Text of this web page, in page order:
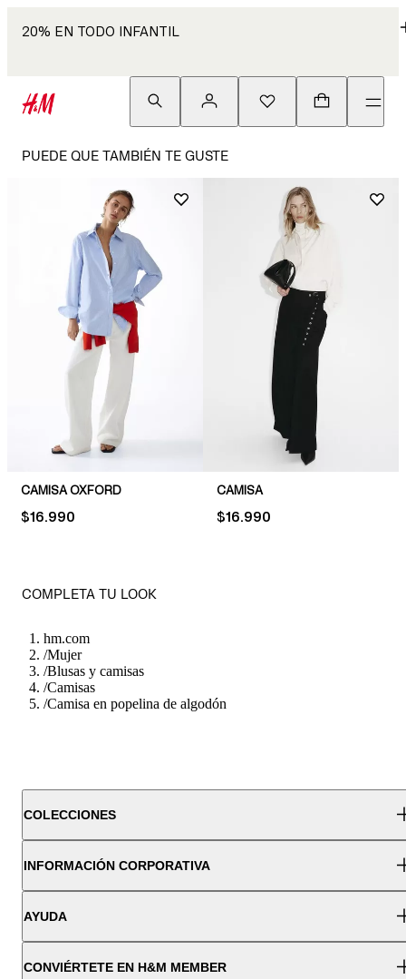
20% EN TODO INFANTIL
PUEDE QUE TAMBIÉN TE GUSTE
CAMISA OXFORD
PRICE:
$16.990
CAMISA
PRICE:
$16.990
COMPLETA TU LOOK
hm.com
/Mujer
/Blusas y camisas
/Camisas
/Camisa en popelina de algodón
COLECCIONES
INFORMACIÓN CORPORATIVA
AYUDA
CONVIÉRTETE EN H&M MEMBER